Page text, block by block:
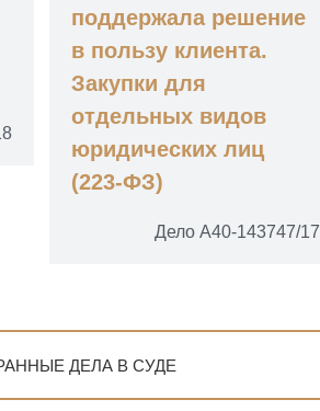
поддержала решение
в пользу клиента.
Закупки для
отдельных видов
юридических лиц
(223-ФЗ)
Дело А40-143747/17
ДЕЛА В СУДЕ